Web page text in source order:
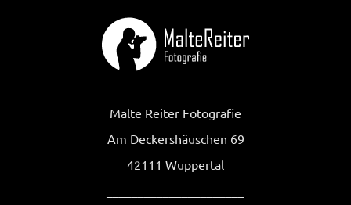
Malte Reiter Fotografie
Am Deckershäuschen 69
42111 Wuppertal